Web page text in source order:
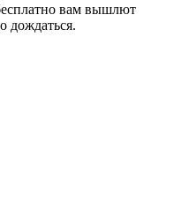
вам вышлют
дождаться.